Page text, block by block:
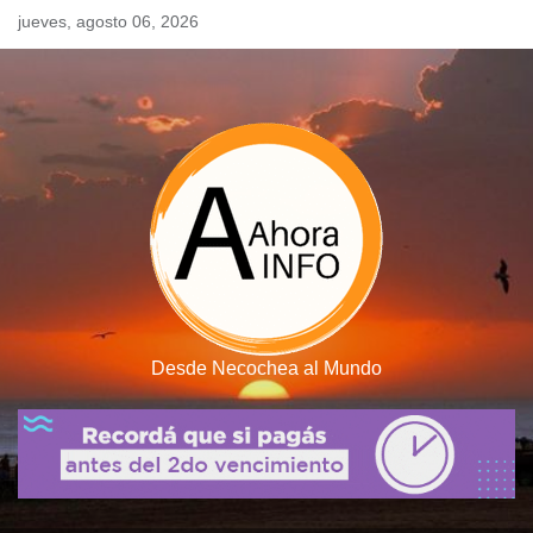
Skipjueves, agosto 06, 2026
Desde Necochea al Mundo